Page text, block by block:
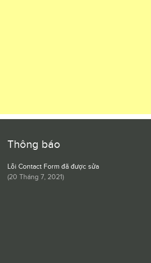
Thông báo
Lỗi Contact Form đã được sửa
(20 Tháng 7, 2021)